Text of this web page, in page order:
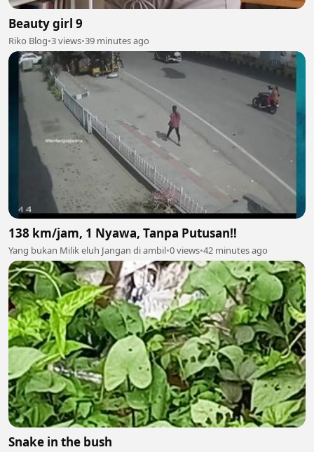
Beauty girl 9
Riko Blog•3 views•39 minutes ago
138 km/jam, 1 Nyawa, Tanpa Putusan‼️
Yang bukan Milik eluh Jangan di ambil•0 views•42 minutes ago
Snake in the bush